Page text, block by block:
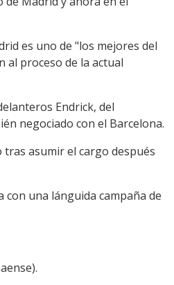
es uno de "los mejores del
al proceso de la actual
Endrick, del
negociado con el Barcelona.
tras asumir el cargo después
una lánguida campaña de